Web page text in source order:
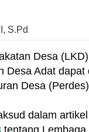
S.Pd
Desa
Adat
Desa
dalam
tentang